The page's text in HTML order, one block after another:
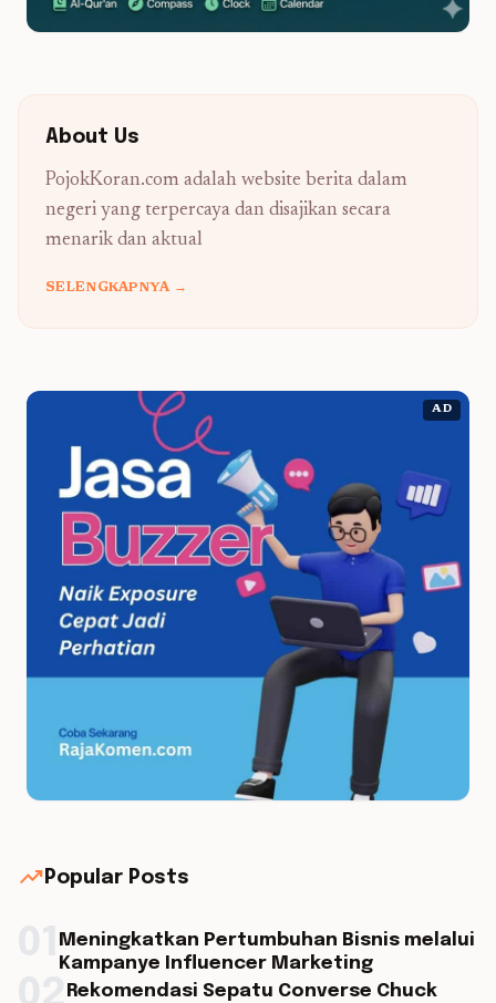
About Us
PojokKoran.com adalah website berita dalam
negeri yang terpercaya dan disajikan secara
menarik dan aktual
SELENGKAPNYA →
AD
trending_up Popular Posts
Meningkatkan Pertumbuhan Bisnis melalui
Kampanye Influencer Marketing
Rekomendasi Sepatu Converse Chuck